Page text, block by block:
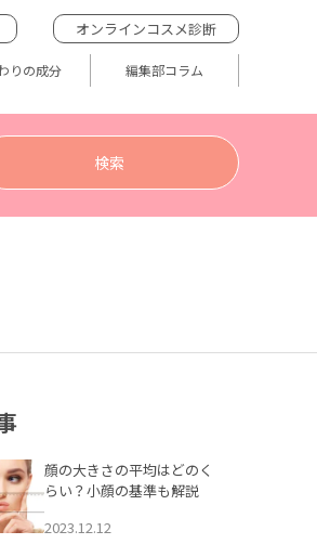
オンラインコスメ診断
りの成分 編集部コラム
顔の大きさの平均はどのく
らい？小顔の基準も解説
2023.12.12